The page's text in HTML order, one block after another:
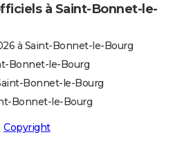
à Saint-Bonnet-le-
à Saint-Bonnet-le-Bourg
Bonnet-le-Bourg
Bonnet-le-Bourg
Bonnet-le-Bourg
Copyright